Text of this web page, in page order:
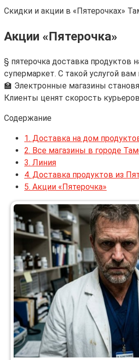
Скидки и акции в «Пятерочках»
Акции «Пятерочка»
§ пятерочка доставка
супермаркет. С такой услугой
🏫 Электронные магазины
Клиенты ценят скорость
Содержание
1. Доставка на дом
2. Все магазины в городе
3. Линия
4. Доставка продуктов из
5. Акции «Пятерочка»